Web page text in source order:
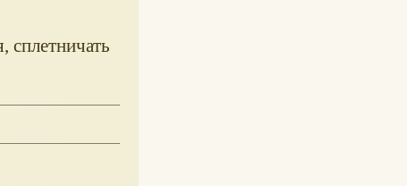
сплетничать